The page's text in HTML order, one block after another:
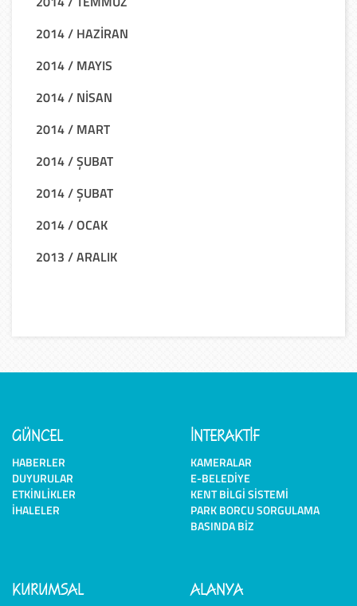
2014 / HAZİRAN
2014 / MAYIS
2014 / NİSAN
2014 / MART
2014 / ŞUBAT
2014 / ŞUBAT
2014 / OCAK
2013 / ARALIK
GÜNCEL
HABERLER
DUYURULAR
ETKINLIKLER
İHALELER
İNTERAKTİF
KAMERALAR
E-BELEDIYE
KENT BILGI SISTEMI
PARK BORCU SORGULAMA
BASINDA BIZ
KURUMSAL ALANYA